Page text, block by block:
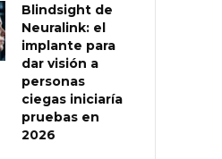
Blindsight de
Neuralink: el
implante para
dar visión a
personas
ciegas iniciaría
pruebas en
2026